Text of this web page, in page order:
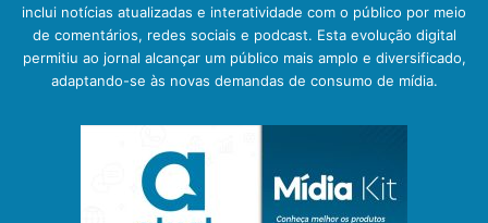
inclui notícias atualizadas e interatividade com o público por meio
de comentários, redes sociais e podcast. Esta evolução digital
permitiu ao jornal alcançar um público mais amplo e diversificado,
adaptando-se às novas demandas de consumo de mídia.